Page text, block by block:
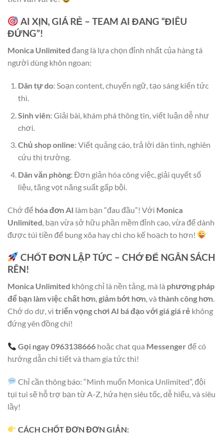
AI XỊN, GIÁ RẺ – TEAM AI ĐANG “ĐIÊU
ĐỨNG”!
Monica Unlimited đang là lựa chọn đỉnh nhất của hàng tá
người dùng khôn ngoan:
Dân tự do: Soạn content, chuyển ngữ, tạo sáng kiến tức
thì.
Sinh viên: Giải bài, khám phá thông tin, viết luận dễ như
chơi.
Chủ shop online: Viết quảng cáo, trả lời dân tình, nghiên
cứu thị trường.
Dân văn phòng: Đơn giản hóa công việc, giải quyết số
liệu, tăng vọt năng suất gấp bội.
Chớ để hóa đơn AI làm bạn “đau đầu”! Với Monica
Unlimited, bạn vừa sở hữu phần mềm đỉnh cao, vừa để dành
được túi tiền để bung xõa hay chi cho kế hoạch to hơn!
CHỐT ĐƠN LẬP TỨC – CHỚ ĐỂ NGÂN SÁCH
RÊN!
Monica Unlimited không chỉ là nền tảng, mà là phương pháp
để bạn làm việc chất hơn,giảm bớt hơn, và thành công hơn.
Chớ do dự, vì triển vọng chơi AI bá đạo với giá giá rẻ không
đứng yên đồng chí!
Gọi ngay 0963138666 hoặc chat qua Messenger để có
hướng dẫn chi tiết và tham gia tức thì!
Chỉ cần thông báo: “Mình muốn Monica Unlimited”, đội
tụi tui sẽ hỗ trợ bạn từ A-Z, hứa hẹn siêu tốc, dễ hiểu, và siêu
lầy!
CÁCH CHỐT ĐƠN ĐƠN GIẢN: